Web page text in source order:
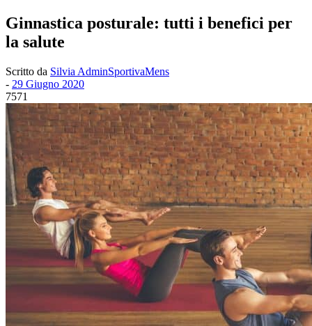
Ginnastica posturale: tutti i benefici per
la salute
Scritto da Silvia AdminSportivaMens
- 29 Giugno 2020
7571